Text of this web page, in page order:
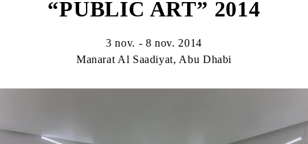
“PUBLIC ART” 2014
3 nov. - 8 nov. 2014
Manarat Al Saadiyat, Abu Dhabi